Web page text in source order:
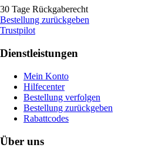
30 Tage Rückgaberecht
Bestellung zurückgeben
Trustpilot
Dienstleistungen
Mein Konto
Hilfecenter
Bestellung verfolgen
Bestellung zurückgeben
Rabattcodes
Über uns